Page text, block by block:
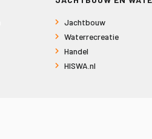
Jachtbouw
Waterrecreatie
Handel
HISWA.nl